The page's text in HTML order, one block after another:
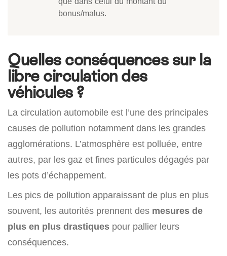
bonus/malus.
Quelles conséquences sur la
libre circulation des
véhicules ?
La circulation automobile est l’une des principales
causes de pollution notamment dans les grandes
agglomérations. L’atmosphère est polluée, entre
autres, par les gaz et fines particules dégagés par
les pots d’échappement.
Les pics de pollution apparaissant de plus en plus
souvent, les autorités prennent des mesures de
plus en plus drastiques pour pallier leurs
conséquences.